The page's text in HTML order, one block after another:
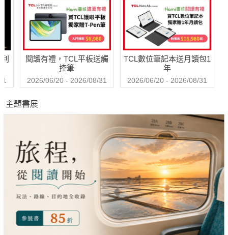
閱讀有禮，TCL平板送觸
控筆
2026/06/20 - 2026/08/31
TCL數位筆記本送月讀包1
年
2026/06/20 - 2026/08/31
主題書展